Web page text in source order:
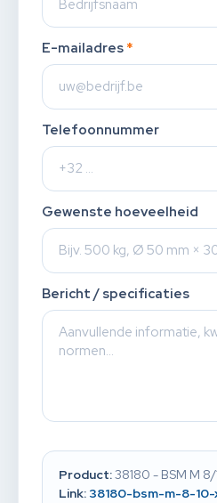
E-mailadres *
Telefoonnummer
Gewenste hoeveelheid
Bericht / specificaties
Product:38180 - BSM M
Link: 38180-bsm-m-8-10-